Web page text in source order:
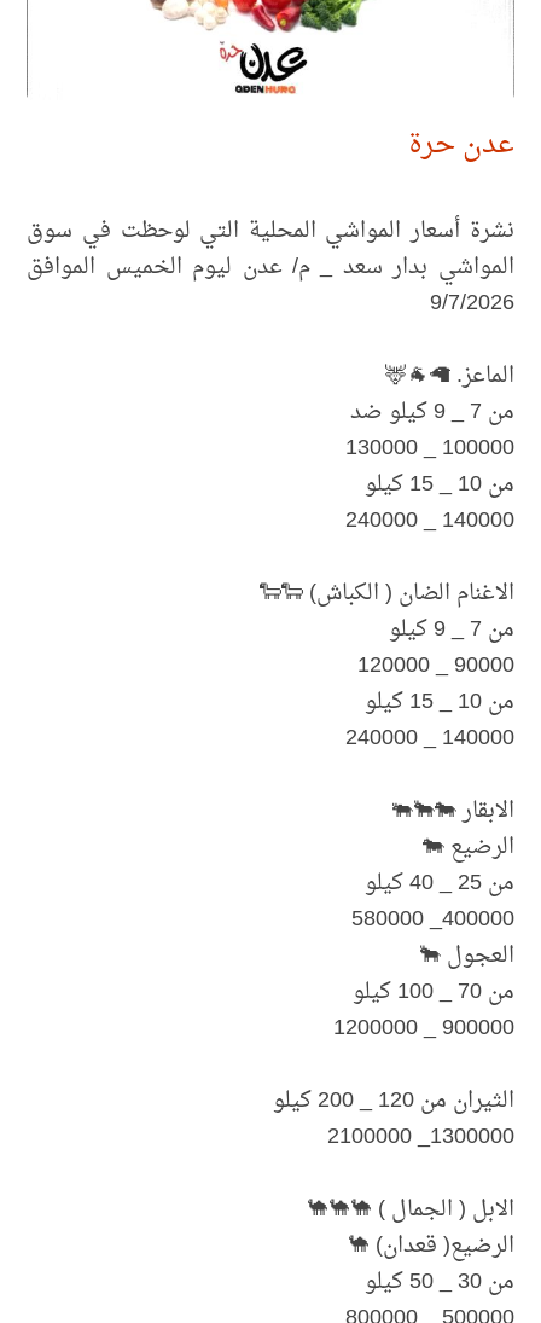
عدن حرة
نشرة أسعار المواشي المحلية التي لوحظت في سوق
المواشي بدار سعد _ م/ عدن ليوم الخميس الموافق
9/7/2026
الماعز. 🦙🐐🦌
من 7 _ 9 كيلو ضد
100000 _ 130000
من 10 _ 15 كيلو
140000 _ 240000
الاغنام الضان ( الكباش) 🐑🐑
من 7 _ 9 كيلو
90000 _ 120000
من 10 _ 15 كيلو
140000 _ 240000
الابقار 🐄🐂🐃
الرضيع 🐄
من 25 _ 40 كيلو
400000_ 580000
العجول 🐂
من 70 _ 100 كيلو
900000 _ 1200000
الثيران من 120 _ 200 كيلو
1300000_ 2100000
الابل ( الجمال ) 🐪🐪🐪
الرضيع( قعدان) 🐪
من 30 _ 50 كيلو